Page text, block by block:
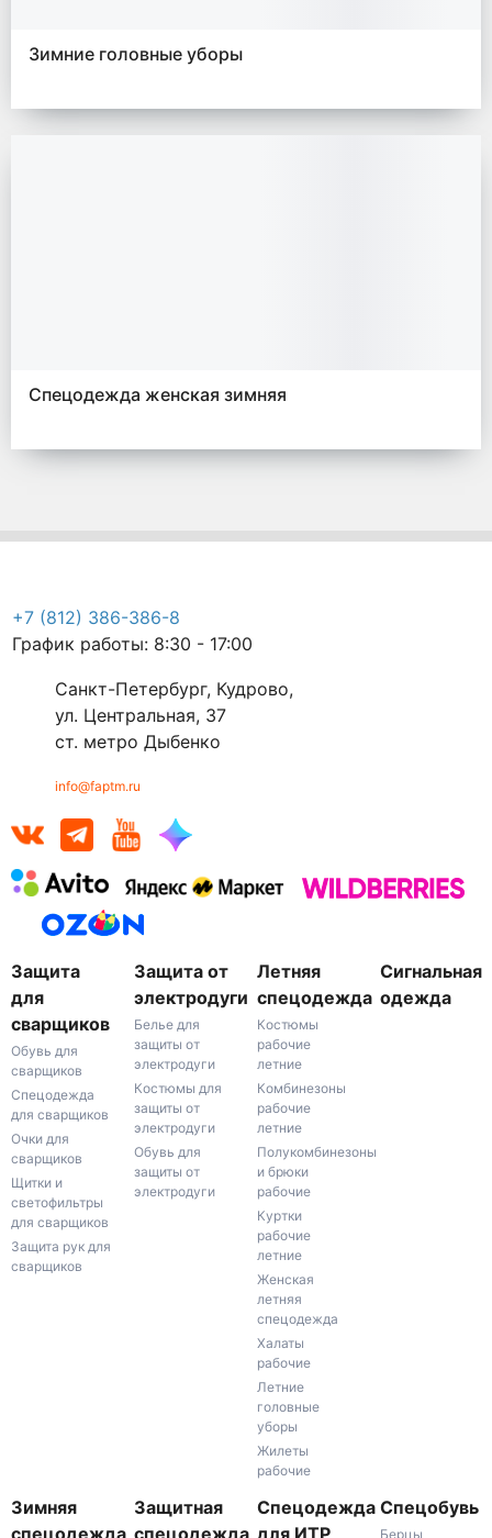
Зимние головные уборы
Спецодежда женская зимняя
+7 (812) 386-386-8
График работы: 8:30 - 17:00
Санкт-Петербург, Кудрово,
ул. Центральная, 37
ст. метро Дыбенко
info@faptm.ru
Защита
для
сварщиков
Обувь для
сварщиков
Спецодежда
для сварщиков
Очки для
сварщиков
Щитки и
светофильтры
для сварщиков
Защита рук для
сварщиков
Защита от
электродуги
Белье для
защиты от
электродуги
Костюмы для
защиты от
электродуги
Обувь для
защиты от
электродуги
Летняя
спецодежда
Костюмы
рабочие
летние
Комбинезоны
рабочие
летние
Полукомбинезоны
и брюки
рабочие
Куртки
рабочие
летние
Женская
летняя
спецодежда
Халаты
рабочие
Летние
головные
уборы
Жилеты
рабочие
Сигнальная
одежда
Зимняя
спецодежда
Защитная
спецодежда
Спецодежда
для ИТР
Спецобувь
Берцы